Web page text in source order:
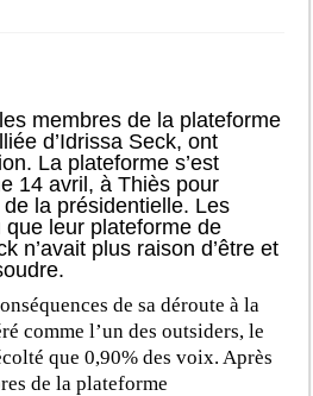
membres de la plateforme
d’Idrissa Seck, ont
La plateforme s’est
14 avril, à Thiès pour
la présidentielle. Les
leur plateforme de
n’avait plus raison d’être et
de sa déroute à la
comme l’un des outsiders, le
que 0,90% des voix. Après
de la plateforme